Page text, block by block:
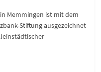
Memmingen ist mit dem
Stiftung ausgezeichnet